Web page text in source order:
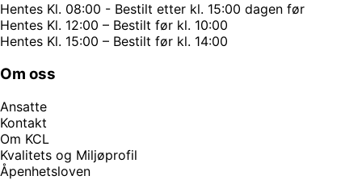
Hentes Kl. 08:00 - Bestilt etter kl. 15:00 dagen før
Hentes Kl. 12:00 – Bestilt før kl. 10:00
Hentes Kl. 15:00 – Bestilt før kl. 14:00
Om oss
Ansatte
Kontakt
Om KCL
Kvalitets og Miljøprofil
Åpenhetsloven